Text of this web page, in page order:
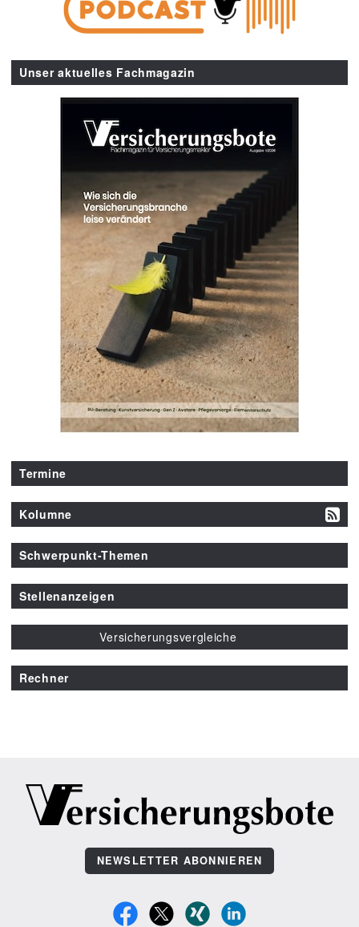
Unser aktuelles Fachmagazin
Termine
Kolumne
Schwerpunkt-Themen
Stellenanzeigen
Versicherungsvergleiche
Rechner
NEWSLETTER ABONNIEREN